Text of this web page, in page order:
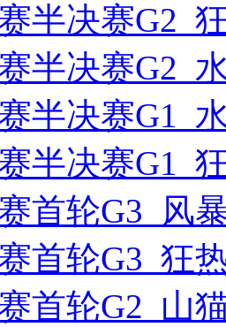
半决赛G2
半决赛G2
半决赛G1
半决赛G1
首轮G3 风
首轮G3 狂
首轮G2 山